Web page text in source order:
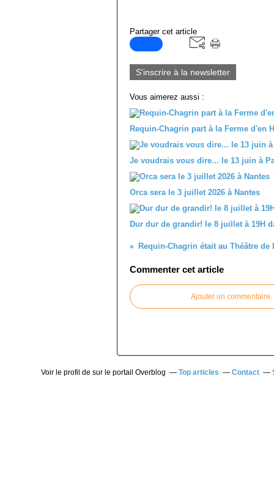
Partager cet article
S'inscrire à la newsletter
Vous aimerez aussi :
Requin-Chagrin part à la Ferme d'en
Je voudrais vous dire... le 13 juin à
Orca sera le 3 juillet 2026 à Nantes
Dur dur de grandir! le 8 juillet à 19H
Commenter cet article
Ajouter un commentaire
Voir le profil de sur le portail Overblog Top articles Contact